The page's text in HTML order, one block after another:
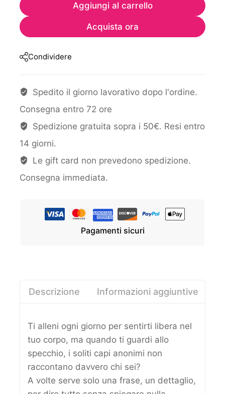
Aggiungi al carrello
Acquista ora
Condividere
Spedito il giorno lavorativo dopo l'ordine.
Consegna entro 72 ore
Spedizione gratuita sopra i 50€. Resi entro
14 giorni.
Le gift card non prevedono spedizione.
Consegna immediata.
Pagamenti sicuri
Descrizione Informazioni aggiuntive
Ti alleni ogni giorno per sentirti libera nel
tuo corpo, ma quando ti guardi allo
specchio, i soliti capi anonimi non
raccontano davvero chi sei?
A volte serve solo una frase, un dettaglio,